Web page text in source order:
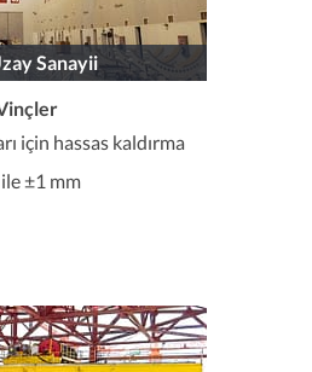
Sanayii
için hassas kaldırma
±1 mm